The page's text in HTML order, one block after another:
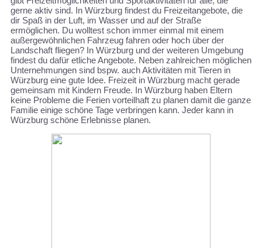
gerne aktiv sind. In Würzburg findest du Freizeitangebote, die
dir Spaß in der Luft, im Wasser und auf der Straße
ermöglichen. Du wolltest schon immer einmal mit einem
außergewöhnlichen Fahrzeug fahren oder hoch über der
Landschaft fliegen? In Würzburg und der weiteren Umgebung
findest du dafür etliche Angebote. Neben zahlreichen möglichen
Unternehmungen sind bspw. auch Aktivitäten mit Tieren in
Würzburg eine gute Idee. Freizeit in Würzburg macht gerade
gemeinsam mit Kindern Freude. In Würzburg haben Eltern
keine Probleme die Ferien vorteilhaft zu planen damit die ganze
Familie einige schöne Tage verbringen kann. Jeder kann in
Würzburg schöne Erlebnisse planen.